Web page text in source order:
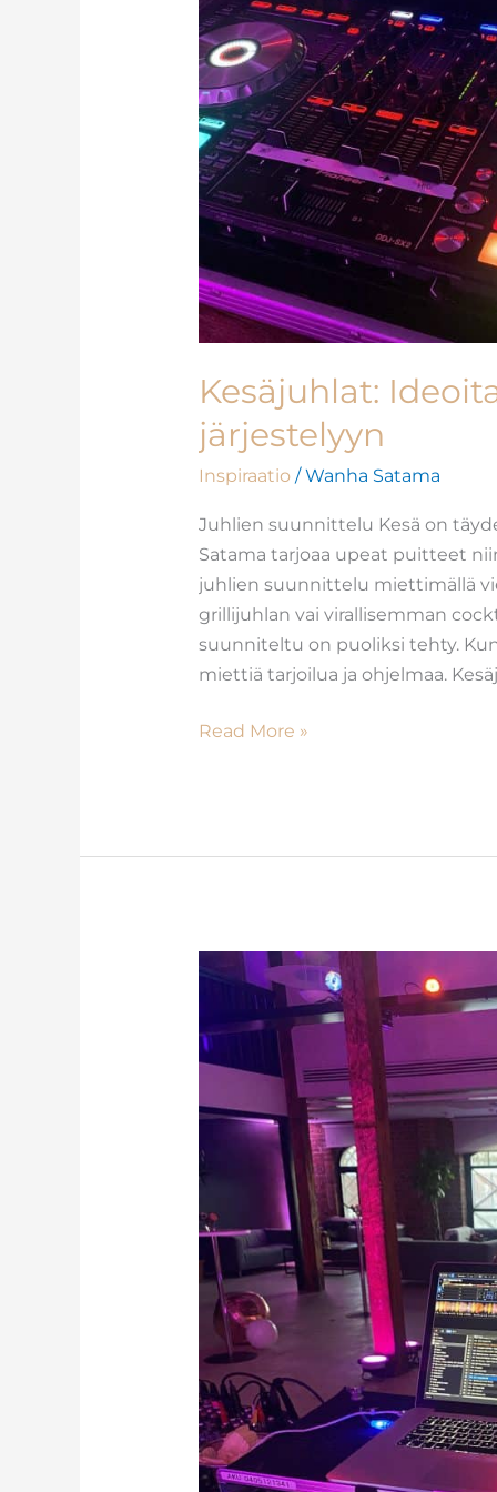
Kesäjuhlat:
järjestelyyn
Inspiraatio/Wanha Satama
Juhlien suunnittelu Kesä on
Satama tarjoaa upeat puitteet
juhlien suunnittelu miettimällä
grillijuhlan vai virallisemman
suunniteltu on puoliksi tehty.
miettiä tarjoilua ja ohjelmaa.
Read More »
Yritystapahtumat:
Ideoita
verkostoitumiseen
ja
viihtymiseen